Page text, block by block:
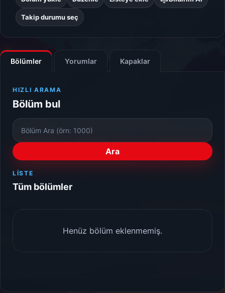
Takip durumu seç
Bölümler Yorumlar Kapaklar
HIZLI ARAMA
Bölüm bul
Bölüm
Numarası
Ara
LISTE
Tüm bölümler
Henüz bölüm eklenmemiş.